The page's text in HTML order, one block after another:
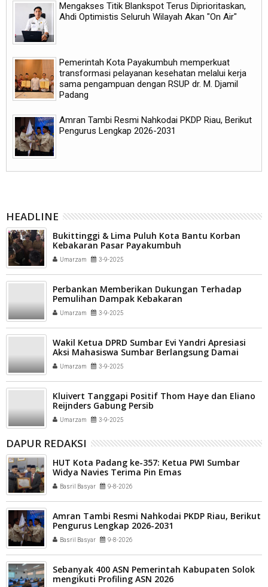
Mengakses Titik Blankspot Terus Diprioritaskan,
Ahdi Optimistis Seluruh Wilayah Akan "On Air"
Pemerintah Kota Payakumbuh memperkuat
transformasi pelayanan kesehatan melalui kerja
sama pengampuan dengan RSUP dr. M. Djamil
Padang
Amran Tambi Resmi Nahkodai PKDP Riau, Berikut
Pengurus Lengkap 2026-2031
HEADLINE
Bukittinggi & Lima Puluh Kota Bantu Korban
Kebakaran Pasar Payakumbuh
Umarzam 3-9-2025
Perbankan Memberikan Dukungan Terhadap
Pemulihan Dampak Kebakaran
Umarzam 3-9-2025
Wakil Ketua DPRD Sumbar Evi Yandri Apresiasi
Aksi Mahasiswa Sumbar Berlangsung Damai
Umarzam 3-9-2025
Kluivert Tanggapi Positif Thom Haye dan Eliano
Reijnders Gabung Persib
Umarzam 3-9-2025
DAPUR REDAKSI
HUT Kota Padang ke-357: Ketua PWI Sumbar
Widya Navies Terima Pin Emas
Basril Basyar 9-8-2026
Amran Tambi Resmi Nahkodai PKDP Riau, Berikut
Pengurus Lengkap 2026-2031
Basril Basyar 9-8-2026
Sebanyak 400 ASN Pemerintah Kabupaten Solok
mengikuti Profiling ASN 2026